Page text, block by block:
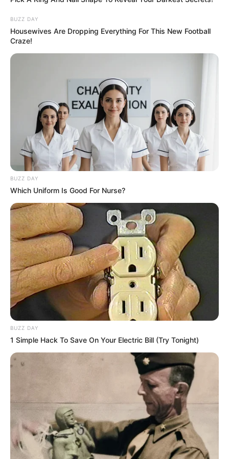
Csak egy dologba tudok kapaszkodni, abba, hogy
Miki az édesapjához ment
– kezdte megtört hangon Klára asszony a Borsnak.
“Amikor az édesapját (Dudás Istvánt) elvesztettük,
amit még mostanra sem hevertem ki, akivel 38 éven
BUZZ DAY
Housewives Are Dropping Everything For This New Football
Craze!
BUZZ DAY
Which Uniform Is Good For Nurse?
BUZZ DAY
1 Simple Hack To Save On Your Electric Bill (Try Tonight)